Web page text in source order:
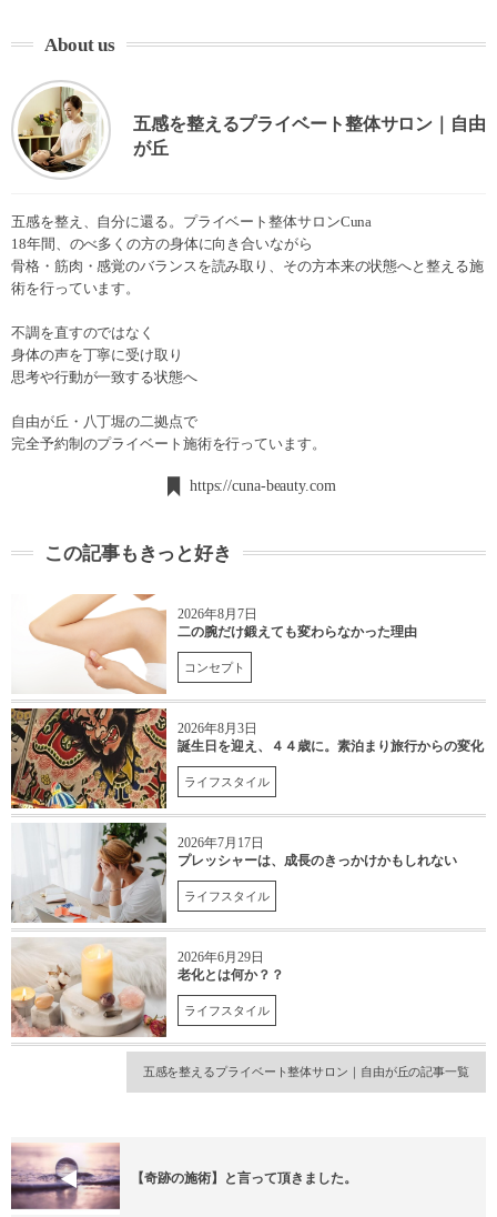
About us
五感を整えるプライベート整体サロン｜自由
が丘
五感を整え、自分に還る。プライベート整体サロンCuna
18年間、のべ多くの方の身体に向き合いながら
骨格・筋肉・感覚のバランスを読み取り、その方本来の状態へと整える施
術を行っています。
不調を直すのではなく
身体の声を丁寧に受け取り
思考や行動が一致する状態へ
自由が丘・八丁堀の二拠点で
完全予約制のプライベート施術を行っています。
https://cuna-beauty.com
この記事もきっと好き
2026年8月7日
二の腕だけ鍛えても変わらなかった理由
コンセプト
2026年8月3日
誕生日を迎え、４４歳に。素泊まり旅行からの変化
ライフスタイル
2026年7月17日
プレッシャーは、成長のきっかけかもしれない
ライフスタイル
2026年6月29日
老化とは何か？？
ライフスタイル
五感を整えるプライベート整体サロン｜自由が丘の記事一覧
【奇跡の施術】と言って頂きました。